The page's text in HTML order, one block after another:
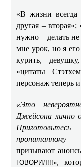
«В жизни всегда
другая –
нужно – делать
мне урок, но я
курить,
«цитаты
персонаж теперь
«Это
Джейсона лично
пропитанному
призывают
ГОВОРИЛ!!!»,